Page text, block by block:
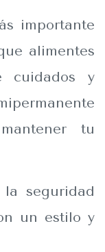
importante
alimentes
cuidados y
tu
seguridad
un estilo y